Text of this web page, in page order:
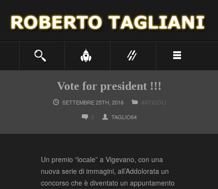
Vote for president !!!
SETTEMBRE 25TH, 2016
ARTICOLI
0
TAGLIO64
Un premio “locale” a Vigevano, con una
nuova serie di immagini, all’Addolorata un
concorso che è diventato un appuntamento